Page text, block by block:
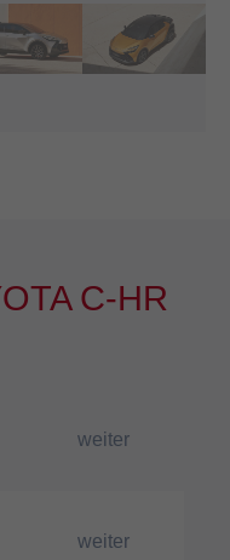
C-HR
weiter
weiter